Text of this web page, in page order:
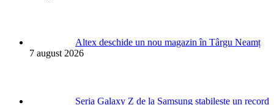
Altex deschide un nou magazin în Târgu Neamț
7 august 2026
Seria Galaxy Z de la Samsung stabilește un record